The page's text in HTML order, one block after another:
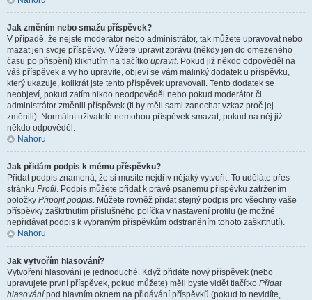
Jak změním nebo smažu příspěvek?
V případě, že nejste moderátor nebo administrátor, tak můžete upravovat nebo
mazat jen svoje příspěvky. Můžete upravit zprávu (někdy jen do omezeného
času po přispění) kliknutím na tlačítko upravit. Pokud již někdo odpověděl na
váš příspěvek a vy ho upravíte, objeví se vám malinký dodatek u příspěvku,
který ukazuje, kolikrát jste tento příspěvek upravovali. Tento dodatek se
neobjeví, pokud zatím nikdo neodpověděl nebo pokud moderátor či
administrátor změnili příspěvek (ti by měli sami zanechat vzkaz proč jej
změnili). Normální uživatelé nemohou příspěvek smazat, pokud na něj již
někdo odpověděl.
Nahoru
Jak přidám podpis k mému příspěvku?
Přidat podpis znamená, že si musíte nejdřív nějaký vytvořit. To uděláte přes
stránku Profil. Podpis můžete přidat k právě psanému příspěvku zatržením
položky Připojit podpis. Můžete rovněž přidat stejný podpis pro všechny vaše
příspěvky zaškrtnutím příslušného políčka v nastavení profilu (je možné
nepřidávat podpis k vybraným příspěvkům odstraněním tohoto zaškrtnutí).
Nahoru
Jak vytvořím hlasování?
Vytvoření hlasování je jednoduché. Když přidáte nový příspěvek (nebo
upravujete první příspěvek, pokud můžete) měli byste vidět tlačítko Přidat
hlasování pod hlavním oknem na přidávání příspěvků (pokud to nevidíte,